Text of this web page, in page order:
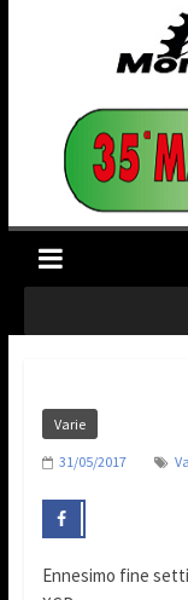
Varie
31/05/2017
Ennesimo fine